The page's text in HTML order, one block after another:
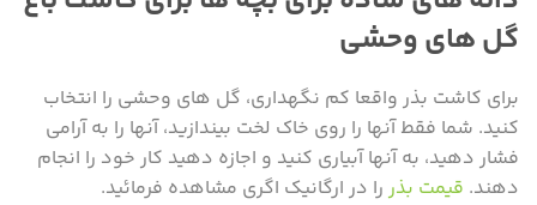
گل های وحشی
برای کاشت بذر واقعا کم نگهداری، گل های وحشی را انتخاب
کنید. شما فقط آنها را روی خاک لخت بیندازید، آنها را به آرامی
فشار دهید، به آنها آبیاری کنید و اجازه دهید کار خود را انجام
دهند. قیمت بذر را در ارگانیک اگری مشاهده فرمائید.